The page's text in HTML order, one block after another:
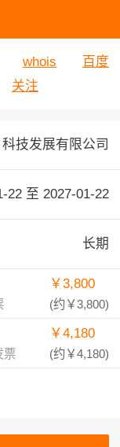
whois
百度
关注
技发展有限公司
22 至 2027-01-22
长期
￥3,800
(约￥3,800)
票
￥4,180
(约￥4,180)